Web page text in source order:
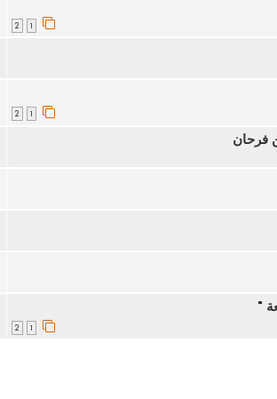
1
2
1
2
فرحان
"
1
2